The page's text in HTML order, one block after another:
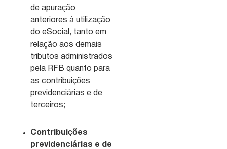
de apuração
anteriores à utilização
do eSocial, tanto em
relação aos demais
tributos administrados
pela RFB quanto para
as contribuições
previdenciárias e de
terceiros;
Contribuições
previdenciárias e de